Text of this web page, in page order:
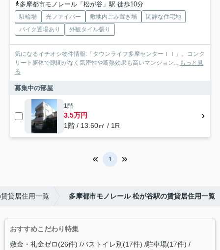
多摩都市モノレール「松が谷」駅 徒歩10分
駐輪場 光ファイバー 敷地内ごみ置き場
閑静な住宅地
バイク置場あり
外観タイル張り
気になるイチオシ物件情報:「タウンライフ多摩センターＩＩ」。コンク
リート躯体で隙間がなく気密性や断熱効果も高いマンション... もっと見
る
募集中の部屋
1階
3.5万円
1階 / 13.60㎡ / 1R
1
貸居住用一覧 多摩都市モノレール 松が谷駅の賃貸居住用一覧
おすすめこだわり特集
敷金・礼金ゼロ(26件) バストイレ別(17件) 駐車場(17件)